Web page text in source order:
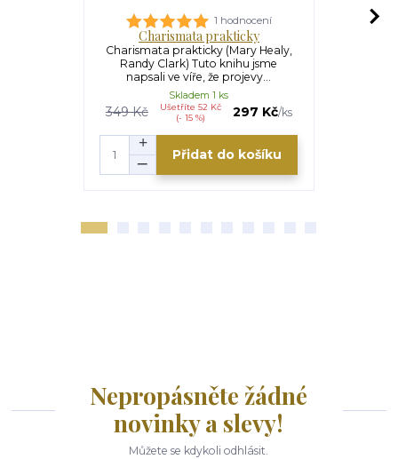
1 hodnocení
Charismata prakticky
Charismata prakticky (Mary Healy,
Randy Clark) Tuto knihu jsme
napsali ve víře, že projevy...
349 Kč
Ušetříte 52 Kč
(- 15 %)
297 Kč/ks
Skladem 1 ks
Přidat do košíku
Nepropásněte žádné
novinky a slevy!
Můžete se kdykoli odhlásit.